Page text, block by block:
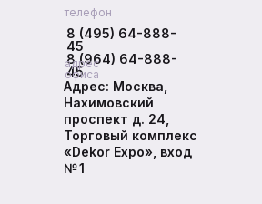
Адрес: Москва,
Нахимовский
проспект д. 24,
Торговый комплекс
«Dekor Expo», вход
№ 1
телефон
8 (495) 64-888-
45
8 (964) 64-888-
45
адрес
офиса